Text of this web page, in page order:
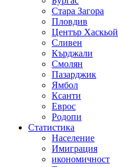
Стара Загора
Пловдив
Център Хаскьой
Сливен
Кърджали
Смолян
Пазарджик
Ямбол
Ксанти
Еврос
Родопи
Статистика
Население
Имиграция
икономичност